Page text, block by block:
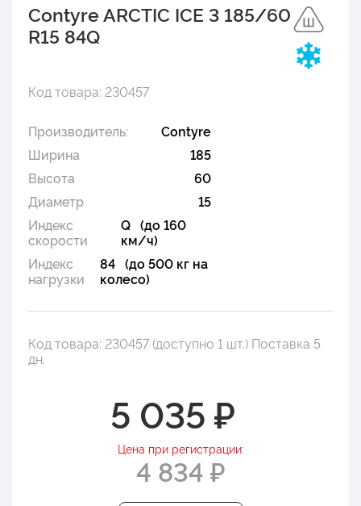
Contyre ARCTIC ICE 3 185/60
R15 84Q
Код товара: 230457
Производитель:
Contyre
Ширина
185
Высота
60
Диаметр
15
Индекс
скорости
Q (до 160
км/ч)
Индекс
нагрузки
84 (до 500 кг на
колесо)
Код товара: 230457 (доступно 1 шт.) Поставка 5
дн.
5 035 ₽
Цена при регистрации:
4 834 ₽